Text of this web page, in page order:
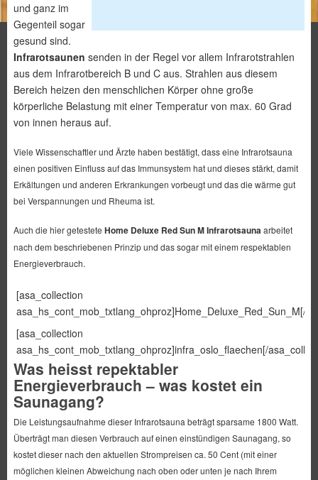
und ganz im
Gegenteil sogar
gesund sind.
Infrarotsaunen senden in der Regel vor allem Infrarotstrahlen
aus dem Infrarotbereich B und C aus. Strahlen aus diesem
Bereich heizen den menschlichen Körper ohne große
körperliche Belastung mit einer Temperatur von max. 60 Grad
von innen heraus auf.
Viele Wissenschaftler und Ärzte haben bestätigt, dass eine Infrarotsauna
einen positiven Einfluss auf das Immunsystem hat und dieses stärkt, damit
Erkältungen und anderen Erkrankungen vorbeugt und das die wärme gut
bei Verspannungen und Rheuma ist.
Auch die hier getestete Home Deluxe Red Sun M Infrarotsauna arbeitet
nach dem beschriebenen Prinzip und das sogar mit einem respektablen
Energieverbrauch.
[asa_collection
asa_hs_cont_mob_txtlang_ohproz]Home_Deluxe_Red_Sun_M[/
[asa_collection
asa_hs_cont_mob_txtlang_ohproz]infra_oslo_flaechen[/
Was heisst repektabler
Energieverbrauch – was kostet ein
Saunagang?
Die Leistungsaufnahme dieser Infrarotsauna beträgt sparsame 1800 Watt.
Überträgt man diesen Verbrauch auf einen einstündigen Saunagang, so
kostet dieser nach den aktuellen Strompreisen ca. 50 Cent (mit einer
möglichen kleinen Abweichung nach oben oder unten je nach Ihrem